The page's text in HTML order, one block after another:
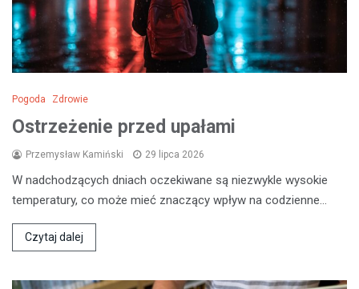
Pogoda Zdrowie
Ostrzeżenie przed upałami
Przemysław Kamiński 29 lipca 2026
W nadchodzących dniach oczekiwane są niezwykle wysokie
temperatury, co może mieć znaczący wpływ na codzienne…
Czytaj dalej